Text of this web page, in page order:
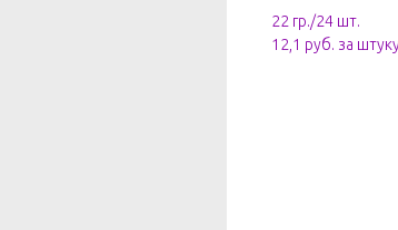
22 гр./24 шт.
12,1 руб. за